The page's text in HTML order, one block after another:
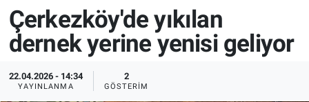
Çerkezköy'de yıkılan
dernek yerine yenisi geliyor
22.04.2026 - 14:34
YAYINLANMA
2
GÖSTERIM
Tüm Haberler
İletişim
Süper Lig Puan Durumu ve Fikstür
Tüm Manşetler